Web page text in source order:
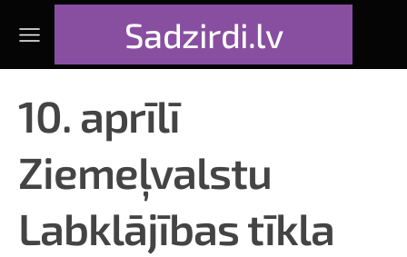
Sadzirdi.lv
10. aprīlī
Ziemeļvalstu
Labklājības tīkla